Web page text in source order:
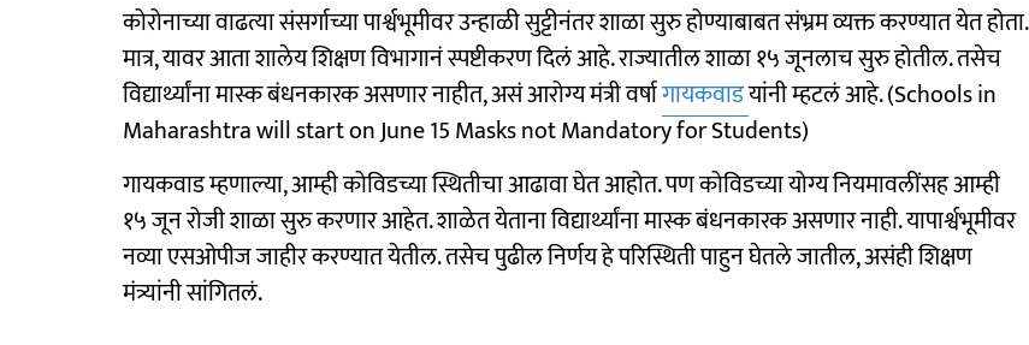
कोरोनाच्या वाढत्या संसर्गाच्या पार्श्वभूमीवर उन्हाळी सुट्टीनंतर शाळा सुरु होण्याबाबत संभ्रम व्यक्त करण्यात येत होता.
मात्र, यावर आता शालेय शिक्षण विभागानं स्पष्टीकरण दिलं आहे. राज्यातील शाळा १५ जूनलाच सुरु होतील. तसेच
विद्यार्थ्यांना मास्क बंधनकारक असणार नाहीत, असं आरोग्य मंत्री वर्षागायकवाडयांनी म्हटलं आहे. (Schools in
Maharashtra will start on June 15 Masks not Mandatory for Students)
गायकवाड म्हणाल्या, आम्ही कोविडच्या स्थितीचा आढावा घेत आहोत. पण कोविडच्या योग्य नियमावलींसह आम्ही
१५ जून रोजी शाळा सुरु करणार आहेत. शाळेत येताना विद्यार्थ्यांना मास्क बंधनकारक असणार नाही. यापार्श्वभूमीवर
नव्या एसओपीज जाहीर करण्यात येतील. तसेच पुढील निर्णय हे परिस्थिती पाहुन घेतले जातील, असंही शिक्षण
मंत्र्यांनी सांगितलं.